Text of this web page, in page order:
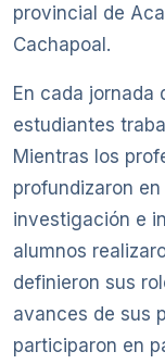
provincial de
Cachapoal.
En cada jornada
estudiantes
Mientras los
profundizaron
investigación e
alumnos
definieron sus
avances de sus
participaron en